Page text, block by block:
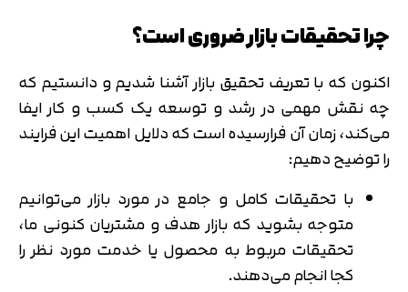
چرا تحقیقات بازار ضروری است؟
اکنون که با تعریف تحقیق بازار آشنا شدیم و دانستیم که
چه نقش مهمی در رشد و توسعه یک کسب و کار ایفا
می‌کند، زمان آن فرارسیده است که دلایل اهمیت این فرایند
را توضیح دهیم:
با تحقیقات کامل و جامع در مورد بازار می‌توانیم
متوجه بشوید که بازار هدف و مشتریان کنونی ما،
تحقیقات مربوط به محصول یا خدمت مورد نظر را
کجا انجام می‌دهند.